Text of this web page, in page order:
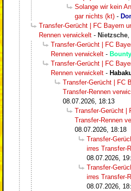
Solange wir kein
gar nichts (kt) -
Transfer-Gerücht | FC Bayern
Rennen verwickelt - Nietzsche
Transfer-Gerücht | FC
Rennen verwickelt - Bounty
Transfer-Gerücht | FC
Rennen verwickelt -
Transfer-Gerücht | FC
Transfer-Rennen
08.07.2026, 18:13
Transfer-Gerücht |
Transfer-Rennen
08.07.2026, 18:18
Transfer-
irres Transfer-
08.07.2026,
Transfer-
irres Transfer-
08.07.2026,